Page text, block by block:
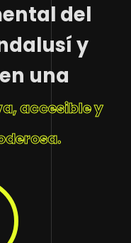
del
y
una
accesible y